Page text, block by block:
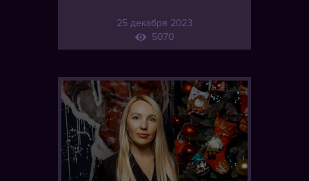
25 декабря 2023
5070